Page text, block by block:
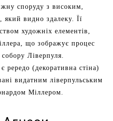
споруду з високим,
видно здалеку. Її
художніх елементів,
що зображує процес
Ліверпуля.
(декоративна стіна)
видатним ліверпульським
Міллером.